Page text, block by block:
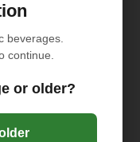
"
Patés".
beverages.
continue.
or older?